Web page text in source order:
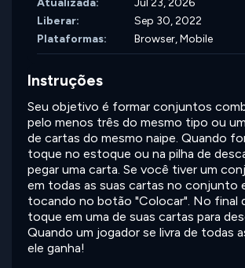
Atualizada:
Jul 23, 2026
Liberar:
Sep 30, 2022
Plataformas:
Browser, Mobile
Instruções
Seu objetivo é formar conjuntos
pelo menos três do mesmo tipo ou
de cartas do mesmo naipe. Quando
toque no estoque ou na pilha de
pegar uma carta. Se você tiver um
em todas as suas cartas no conjunto
tocando no botão "Colocar". No final
toque em uma de suas cartas para
Quando um jogador se livra de todas
ele ganha!